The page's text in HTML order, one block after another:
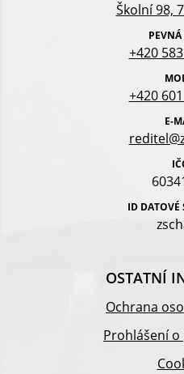
Školní 98,
+420
+420
E-
ID DATOVÉ
OSTATNÍ
Ochrana
Prohlášení